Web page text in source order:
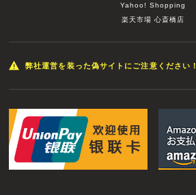
Yahoo! Shopping
楽天市場 心斎橋店
弊社運営を装った偽サイトにご注意ください！